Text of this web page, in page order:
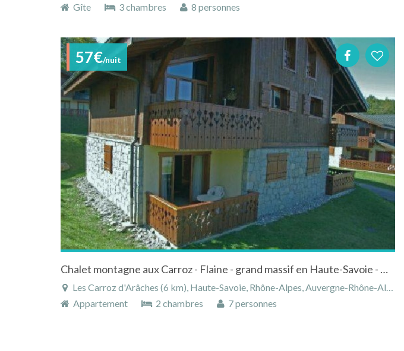
Gîte
3 chambres 8 personnes
57€/nuit
Chalet montagne aux Carroz - Flaine - grand massif en Haute-Savoie - Rhône-Alpes
Les Carroz d'Arâches (6 km), Haute-Savoie, Rhône-Alpes, Auvergne-Rhône-Alpes, France
Appartement
2 chambres 7 personnes